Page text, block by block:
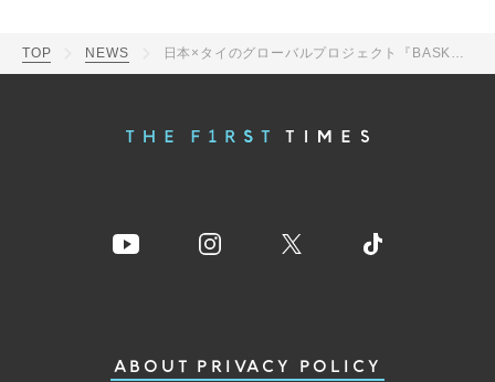
TOP NEWS 日本×タイのグローバルプロジェクト『BASKETPROJECT』より、毒かわいいラブポップソング「Lock you na!!!」リリース
ABOUT PRIVACY POLICY